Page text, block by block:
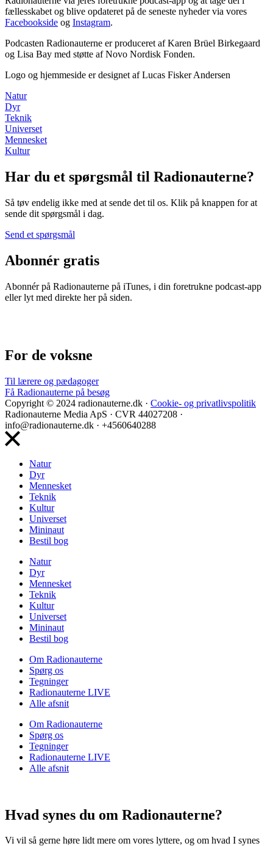
fællesskabet og blive opdateret på de seneste nyheder via vores
Facebookside og Instagram.
Podcasten Radionauterne er produceret af Karen Brüel Birkegaard
og Lisa Bay med støtte af Novo Nordisk Fonden.
Logo og hjemmeside er designet af Lucas Fisker Andersen
Natur
Dyr
Teknik
Universet
Mennesket
Kultur
Har du et spørgsmål til Radionauterne?
Så tøv endelig ikke med at sende det til os. Klik på knappen for at
sende dit spørgsmål i dag.
Send et spørgsmål
Abonnér gratis
Abonnér på Radionauterne på iTunes, i din foretrukne podcast-app
eller lyt med direkte her på siden.
For de voksne
Til lærere og pædagoger
Få Radionauterne på besøg
Copyright © 2024 radionauterne.dk · Cookie- og privatlivspolitik
Radionauterne Media ApS · CVR 44027208 ·
info@radionauterne.dk · +4560640288
Natur
Dyr
Mennesket
Teknik
Kultur
Universet
Mininaut
Bestil bog
Natur
Dyr
Mennesket
Teknik
Kultur
Universet
Mininaut
Bestil bog
Om Radionauterne
Spørg os
Tegninger
Radionauterne LIVE
Alle afsnit
Om Radionauterne
Spørg os
Tegninger
Radionauterne LIVE
Alle afsnit
Hvad synes du om Radionauterne?
Vi vil så gerne høre lidt mere om vores lyttere, og om hvad I synes